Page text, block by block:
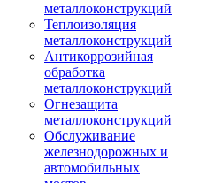
металлоконструкций
Теплоизоляция
металлоконструкций
Антикоррозийная
обработка
металлоконструкций
Огнезащита
металлоконструкций
Обслуживание
железнодорожных и
автомобильных